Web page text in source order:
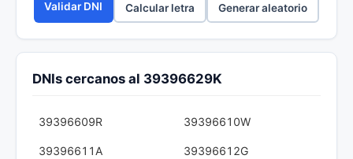
Validar DNI Calcular letra Generar aleatorio
DNIs cercanos al 39396629K
39396609R 39396610W
39396611A 39396612G